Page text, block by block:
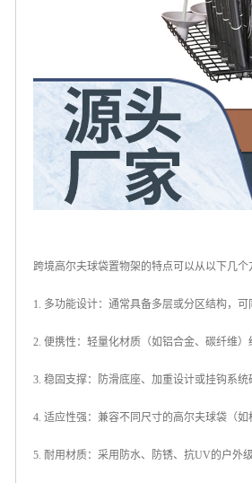
跨境高尔夫球袋置物架的特点可以从以下几个
1. 多功能设计：通常具备多层或分区结构，
2. 便携性：轻量化材质（如铝合金、碳纤维
3. 稳固支撑：防滑底座、加重设计或挂钩系
4. 适应性强：兼容不同尺寸的高尔夫球袋（
5. 耐用材质：采用防水、防锈、抗UV的户外